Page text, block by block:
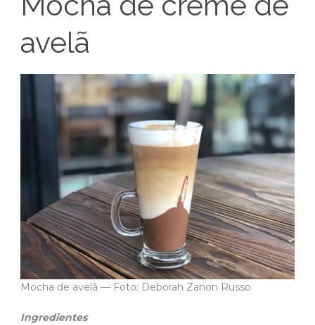
avelã
Mocha de avelã — Foto: Deborah Zanon Russo
Ingredientes